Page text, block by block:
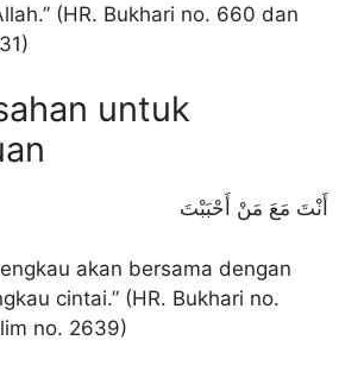
(HR. Bukhari no. 660 dan
untuk
أَنْتَ مَعَ مَنْ أَحْبَبْتَ
akan bersama dengan
cintai.” (HR. Bukhari no.
no. 2639)